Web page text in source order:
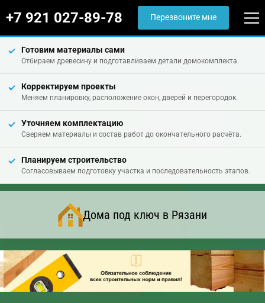
+7 921 027-89-78 Перезвоните мне
Готовим материалы сами
Отбираем древесину и подготавливаем детали домокомплекта.
Корректируем проекты
Меняем планировку, расположение окон, дверей и перегородок.
Уточняем комплектацию
Сверяем материалы и состав работ до окончательного расчёта.
Планируем строительство
Согласовываем подготовку участка и последовательность этапов.
Дома под ключ в Рязани